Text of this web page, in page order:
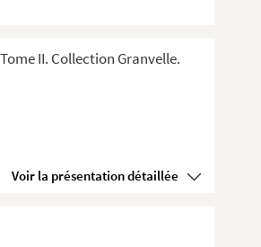
II. Collection Granvelle.
Voir la présentation détaillée